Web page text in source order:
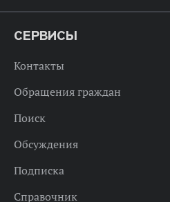
СЕРВИСЫ
Контакты
Обращения граждан
Поиск
Обсуждения
Подписка
Справочник